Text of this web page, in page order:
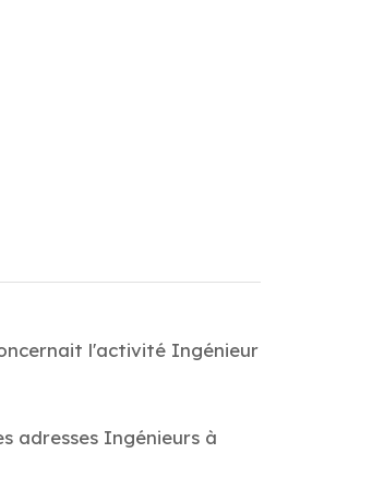
l'activité Ingénieur
adresses Ingénieurs à